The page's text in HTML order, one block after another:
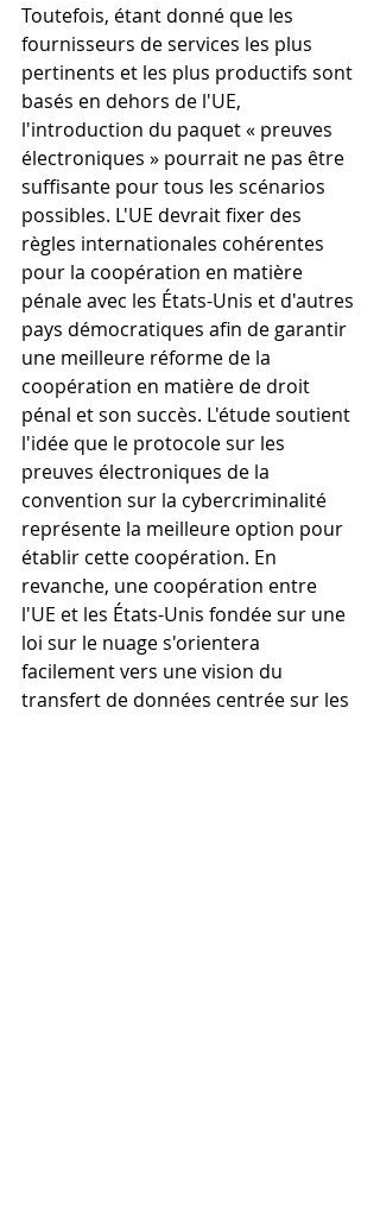
Toutefois, étant donné que les
fournisseurs de services les plus
pertinents et les plus productifs sont
basés en dehors de l'UE,
l'introduction du paquet « preuves
électroniques » pourrait ne pas être
suffisante pour tous les scénarios
possibles. L'UE devrait fixer des
règles internationales cohérentes
pour la coopération en matière
pénale avec les États-Unis et d'autres
pays démocratiques afin de garantir
une meilleure réforme de la
coopération en matière de droit
pénal et son succès. L'étude soutient
l'idée que le protocole sur les
preuves électroniques de la
convention sur la cybercriminalité
représente la meilleure option pour
établir cette coopération. En
revanche, une coopération entre
l'UE et les États-Unis fondée sur une
loi sur le nuage s'orientera
facilement vers une vision du
transfert de données centrée sur les